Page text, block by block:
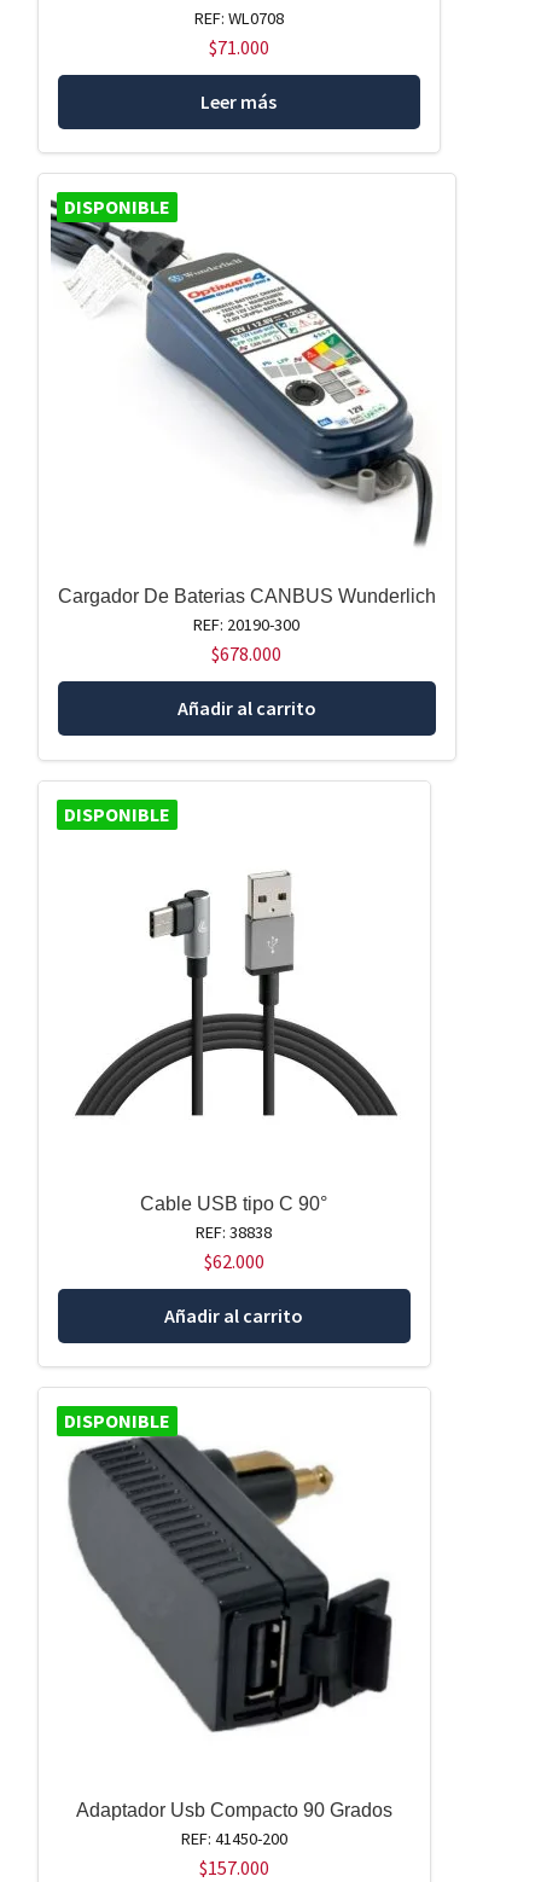
REF: WL0708
$71.000
Leer más
DISPONIBLE
Cargador De Baterias CANBUS Wunderlich
REF: 20190-300
$678.000
Añadir al carrito
DISPONIBLE
Cable USB tipo C 90°
REF: 38838
$62.000
Añadir al carrito
DISPONIBLE
Adaptador Usb Compacto 90 Grados
REF: 41450-200
$157.000